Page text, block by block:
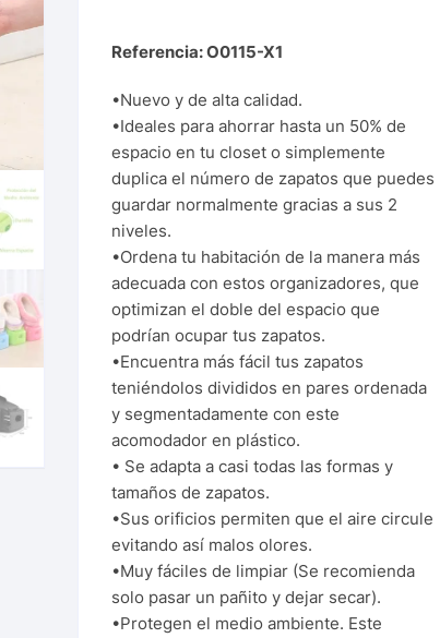
Referencia: O0115-X1
•Nuevo y de alta calidad.
•Ideales para ahorrar hasta un 50% de
espacio en tu closet o simplemente
duplica el número de zapatos que puedes
guardar normalmente gracias a sus 2
niveles.
•Ordena tu habitación de la manera más
adecuada con estos organizadores, que
optimizan el doble del espacio que
podrían ocupar tus zapatos.
•Encuentra más fácil tus zapatos
teniéndolos divididos en pares ordenada
y segmentadamente con este
acomodador en plástico.
• Se adapta a casi todas las formas y
tamaños de zapatos.
•Sus orificios permiten que el aire circule
evitando así malos olores.
•Muy fáciles de limpiar (Se recomienda
solo pasar un pañito y dejar secar).
•Protegen el medio ambiente. Este